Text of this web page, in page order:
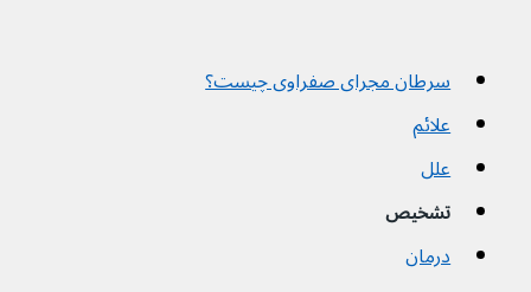
سرطان مجرای صفراوی چیست؟
علائم
علل
تشخیص
درمان